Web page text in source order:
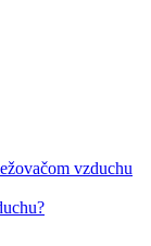
vzduchu